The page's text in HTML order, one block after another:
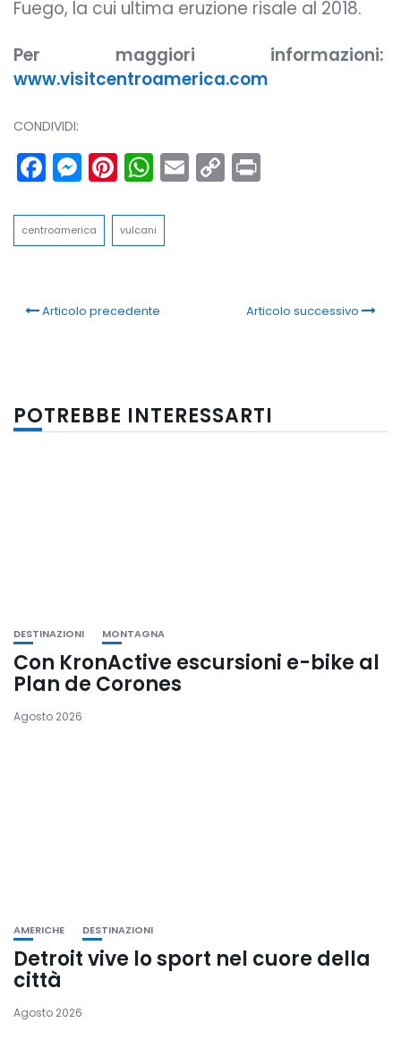
Fuego, la cui ultima eruzione risale al 2018.
Per maggiori informazioni:
www.visitcentroamerica.com
CONDIVIDI:
Facebook
Messenger
Pinterest
WhatsApp
Email
Copy
Link
centroamerica vulcani
Articolo precedente Articolo successivo
POTREBBE INTERESSARTI
DESTINAZIONI MONTAGNA
Con KronActive escursioni e-bike al
Plan de Corones
Agosto 2026
AMERICHE DESTINAZIONI
Detroit vive lo sport nel cuore della
città
Agosto 2026